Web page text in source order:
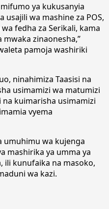
ya kukusanyia
usajili wa mashine za POS,
fedha za Serikali, kama
mwaka zinaonesha,”
pamoja washiriki
ninahimiza Taasisi na
usimamizi wa matumizi
kuimarisha usimamizi
vyema
umuhimu wa kujenga
mashirika ya umma ya
ili kunufaika na masoko,
wa kazi.